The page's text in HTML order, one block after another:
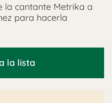
la cantante Metrika a
para hacerla
la lista